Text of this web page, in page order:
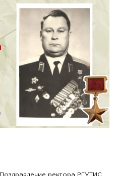
Поздравление ректора РГУТИС